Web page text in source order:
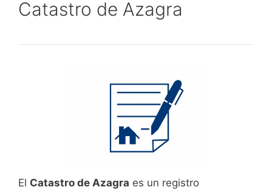
Catastro de Azagra
El Catastro de Azagra es un registro